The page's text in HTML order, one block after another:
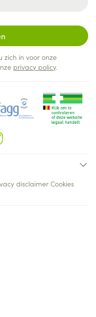
zich in voor onze
privacy policy.
disclaimer Cookies